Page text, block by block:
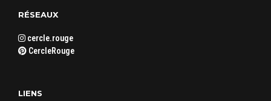
RÉSEAUX
cercle.rouge
CercleRouge
LIENS